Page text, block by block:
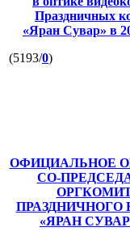
Праздничных
«Яран Сувар» в
(5193/0)
ОФИЦИАЛЬНОЕ
СО-
ПРАЗДНИЧНОГО
«ЯРАН СУВАР